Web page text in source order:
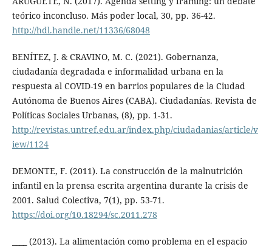
teórico inconcluso. Más poder local, 30, pp. 36-42.
http://hdl.handle.net/11336/68048
BENÍTEZ, J. & CRAVINO, M. C. (2021). Gobernanza,
ciudadanía degradada e informalidad urbana en la
respuesta al COVID-19 en barrios populares de la Ciudad
Autónoma de Buenos Aires (CABA). Ciudadanías. Revista de
Políticas Sociales Urbanas, (8), pp. 1-31.
http://revistas.untref.edu.ar/index.php/ciudadanias/article/v
iew/1124
DEMONTE, F. (2011). La construcción de la malnutrición
infantil en la prensa escrita argentina durante la crisis de
2001. Salud Colectiva, 7(1), pp. 53-71.
https://doi.org/10.18294/sc.2011.278
____ (2013). La alimentación como problema en el espacio